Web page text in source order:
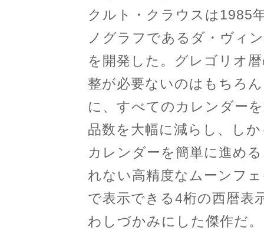
クルト・クラウスは1985
ノグラフであるダ・ヴィ
を開発した。グレゴリオ
整が必要ないのはもちろ
に、すべてのカレンダー
品数を大幅に減らし、し
カレンダーを簡単に進め
れない高精度なムーンフ
で表示できる4桁の西暦表
わしづかみにした傑作だ。